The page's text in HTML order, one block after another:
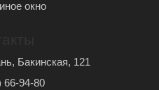
окно
Бакинская, 121
66-94-80